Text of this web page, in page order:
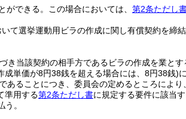
ができる。 この場合においては、 第2条ただし
て選挙運動用ビラの作成に関し有償契約を締
き当該契約の相手方であるビラの作成を業と
成単価が8円38銭を超える場合には、8円38銭)
ることにつき、委員会の定めるところによ
準用する第2条ただし書に規定する要件に該当
。